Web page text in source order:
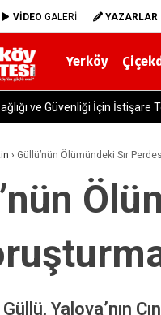
VİDEO GALERİ YAZARLAR
Yerköy
Uyuşturucu
› Güllü’nün Ölümündeki Sır
Güllü, Yalova’nın